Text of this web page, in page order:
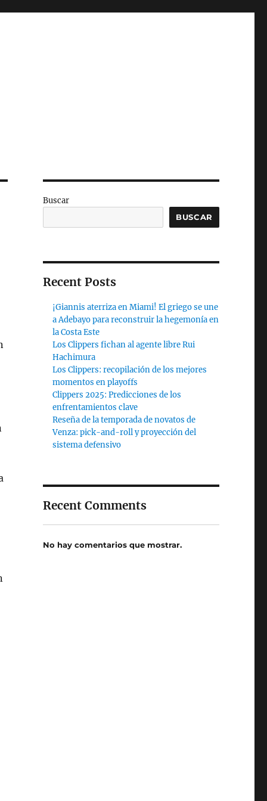
Buscar
BUSCAR
Recent Posts
¡Giannis aterriza en Miami! El griego se une
a Adebayo para reconstruir la hegemonía en
la Costa Este
Los Clippers fichan al agente libre Rui
Hachimura
Los Clippers: recopilación de los mejores
momentos en playoffs
Clippers 2025: Predicciones de los
enfrentamientos clave
Reseña de la temporada de novatos de
Venza: pick-and-roll y proyección del
sistema defensivo
Recent Comments
No hay comentarios que mostrar.